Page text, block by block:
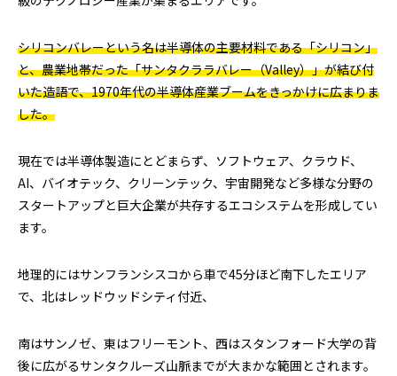
シリコンバレーという名は半導体の主要材料である「シリコン」
と、農業地帯だった「サンタクララバレー（Valley）」が結び付
いた造語で、1970年代の半導体産業ブームをきっかけに広まりま
した。
現在では半導体製造にとどまらず、ソフトウェア、クラウド、
AI、バイオテック、クリーンテック、宇宙開発など多様な分野の
スタートアップと巨大企業が共存するエコシステムを形成してい
ます。
地理的にはサンフランシスコから車で45分ほど南下したエリア
で、北はレッドウッドシティ付近、
南はサンノゼ、東はフリーモント、西はスタンフォード大学の背
後に広がるサンタクルーズ山脈までが大まかな範囲とされます。